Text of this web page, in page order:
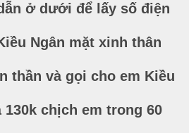
ở dưới để lấy số điện
Ngân mặt xinh thân
thần và gọi cho em Kiều
130k chịch em trong 60